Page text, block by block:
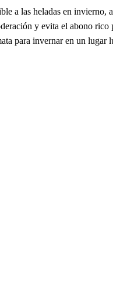
a las heladas en invierno,
y evita el abono rico
para invernar en un lugar